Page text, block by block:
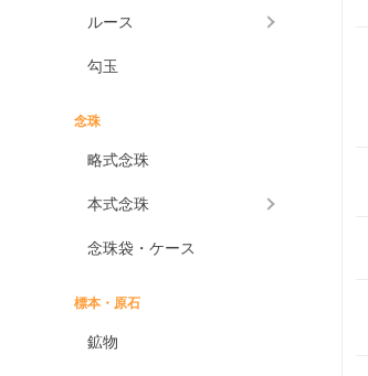
ルース
勾玉
念珠
略式念珠
本式念珠
念珠袋・ケース
標本・原石
鉱物